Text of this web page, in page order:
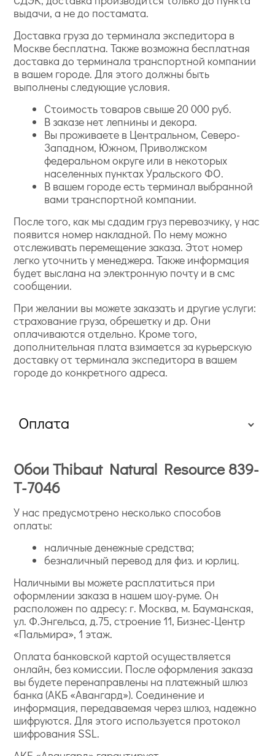
выдачи, а не до постамата.
Доставка груза до терминала экспедитора в
Москве бесплатна. Также возможна бесплатная
доставка до терминала транспортной компании
в вашем городе. Для этого должны быть
выполнены следующие условия.
Стоимость товаров свыше 20 000 руб.
В заказе нет лепнины и декора.
Вы проживаете в Центральном, Северо-
Западном, Южном, Приволжском
федеральном округе или в некоторых
населенных пунктах Уральского ФО.
В вашем городе есть терминал выбранной
вами транспортной компании.
После того, как мы сдадим груз перевозчику, у нас
появится номер накладной. По нему можно
отслеживать перемещение заказа. Этот номер
легко уточнить у менеджера. Также информация
будет выслана на электронную почту и в смс
сообщении.
При желании вы можете заказать и другие услуги:
страхование груза, обрешетку и др. Они
оплачиваются отдельно. Кроме того,
дополнительная плата взимается за курьерскую
доставку от терминала экспедитора в вашем
городе до конкретного адреса.
Оплата
Обои Thibaut Natural Resource 839-
T-7046
У нас предусмотрено несколько способов
оплаты:
наличные денежные средства;
безналичный перевод для физ. и юрлиц.
Наличными вы можете расплатиться при
оформлении заказа в нашем шоу-руме. Он
расположен по адресу: г. Москва, м. Бауманская,
ул. Ф.Энгельса, д.75, строение 11, Бизнес-Центр
«Пальмира», 1 этаж.
Оплата банковской картой осуществляется
онлайн, без комиссии. После оформления заказа
вы будете перенаправлены на платежный шлюз
банка (АКБ «Авангард»). Соединение и
информация, передаваемая через шлюз, надежно
шифруются. Для этого используется протокол
шифрования SSL.